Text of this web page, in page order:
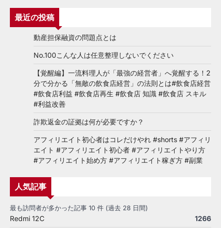
最近の投稿
動産担保融資の問題点とは
No.100こんな人は任意整理しないでください
【覚醒編】一流料理人が「最強の経営者」へ覚醒する！2
分で分かる「無敵の飲食店経営」の法則とは#飲食店経営
#飲食店利益 #飲食店再生 #飲食店 知識 #飲食店 スキル
#利益改善
詐欺返金の証拠は何が必要ですか？
アフィリエイト初心者はコレだけやれ #shorts #アフィリ
エイト #アフィリエイト初心者 #アフィリエイトやり方
#アフィリエイト始め方 #アフィリエイト稼ぎ方 #副業
人気記事
最も訪問者が多かった記事 10 件 (過去 28 日間)
Redmi 12C 1266